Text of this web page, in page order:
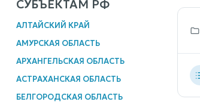
СУБЪЕКТАМ РФ
АЛТАЙСКИЙ КРАЙ
АМУРСКАЯ ОБЛАСТЬ
АРХАНГЕЛЬСКАЯ ОБЛАСТЬ
АСТРАХАНСКАЯ ОБЛАСТЬ
БЕЛГОРОДСКАЯ ОБЛАСТЬ